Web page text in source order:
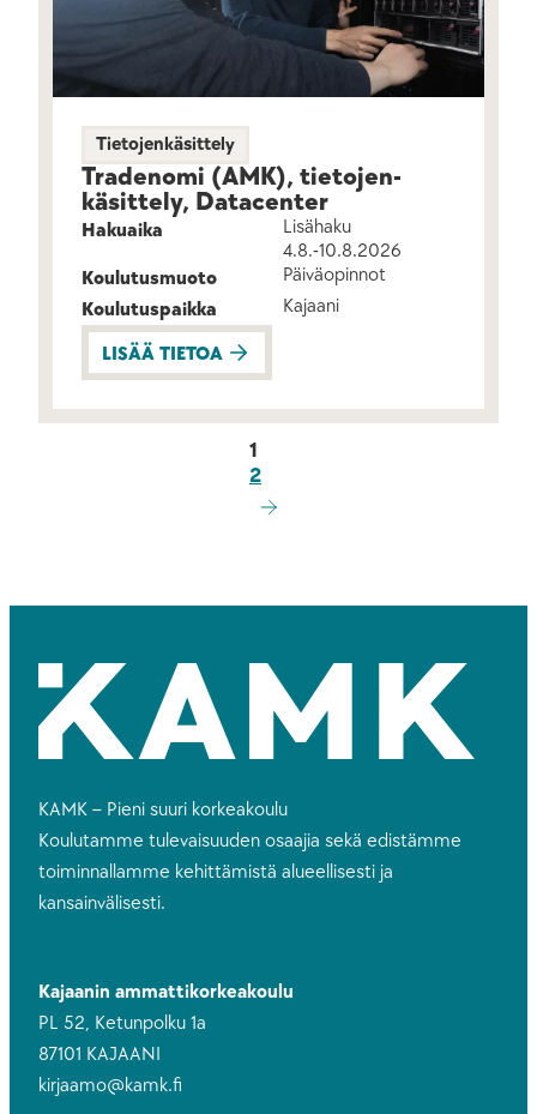
Tietojenkäsittely
Tradenomi (AMK), tietojen­
käsittely, Datacenter
Hakuaika
Lisähaku
4.8.-10.8.2026
Koulutusmuoto
Päiväopinnot
Koulutuspaikka
Kajaani
LISÄÄ TIETOA
Artikkelien
sivutus
1
2
SEURAAVA
KAMK – Pieni suuri korkeakoulu
Koulutamme tulevaisuuden osaajia sekä edistämme
toiminnallamme kehittämistä alueellisesti ja
kansainvälisesti.
Kajaanin ammattikorkeakoulu
PL 52, Ketunpolku 1a
87101 KAJAANI
kirjaamo@kamk.fi